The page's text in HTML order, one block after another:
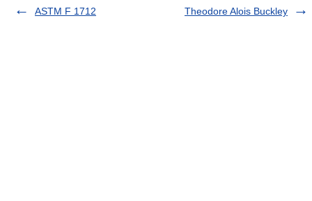
ASTM F 1712
Theodore Alois Buckley